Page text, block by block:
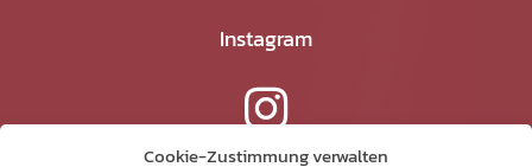
Cookie-Zustimmung verwalten
Instagram